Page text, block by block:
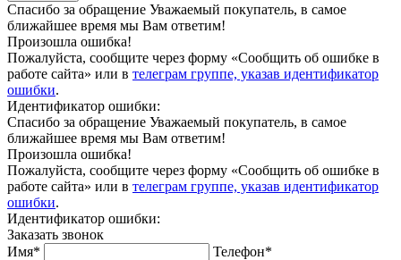
Спасибо за обращение Уважаемый покупатель, в самое
ближайшее время мы Вам ответим!
Произошла ошибка!
Пожалуйста, сообщите через форму «Сообщить об ошибке в
работе сайта» или в телеграм группе, указав идентификатор
ошибки.
Идентификатор ошибки:
Спасибо за обращение Уважаемый покупатель, в самое
ближайшее время мы Вам ответим!
Произошла ошибка!
Пожалуйста, сообщите через форму «Сообщить об ошибке в
работе сайта» или в телеграм группе, указав идентификатор
ошибки.
Идентификатор ошибки:
Заказать звонок
Имя* Телефон*